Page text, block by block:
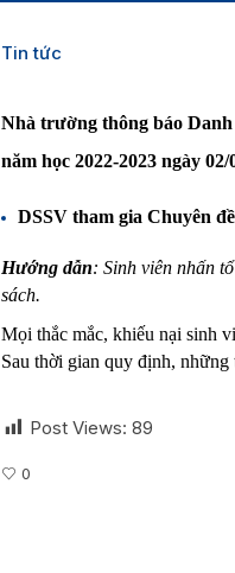
Tin tức
Nhà trường thông báo
năm học 2022-2023 ngày 02/
DSSV tham gia Chuyên
Hướng dẫn: Sinh viên nhấn
sách.
Mọi thắc mắc, khiếu nại sinh
Sau thời gian quy định,
Post Views: 89
0